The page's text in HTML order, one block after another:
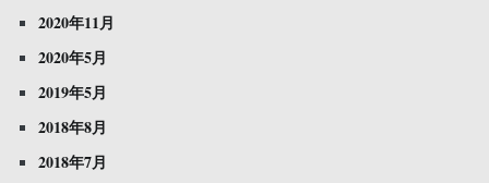
2020年11月
2020年5月
2019年5月
2018年8月
2018年7月